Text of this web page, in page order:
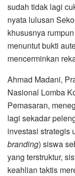
sudah tidak lagi
nyata lulusan
khususnya
menuntut bukti
mencerminkan
Ahmad Madani,
Nasional Lomba
Pemasaran,
lagi sekadar
investasi strategis
branding) siswa
yang terstruktur,
keahlian taktis